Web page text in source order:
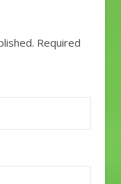
Required